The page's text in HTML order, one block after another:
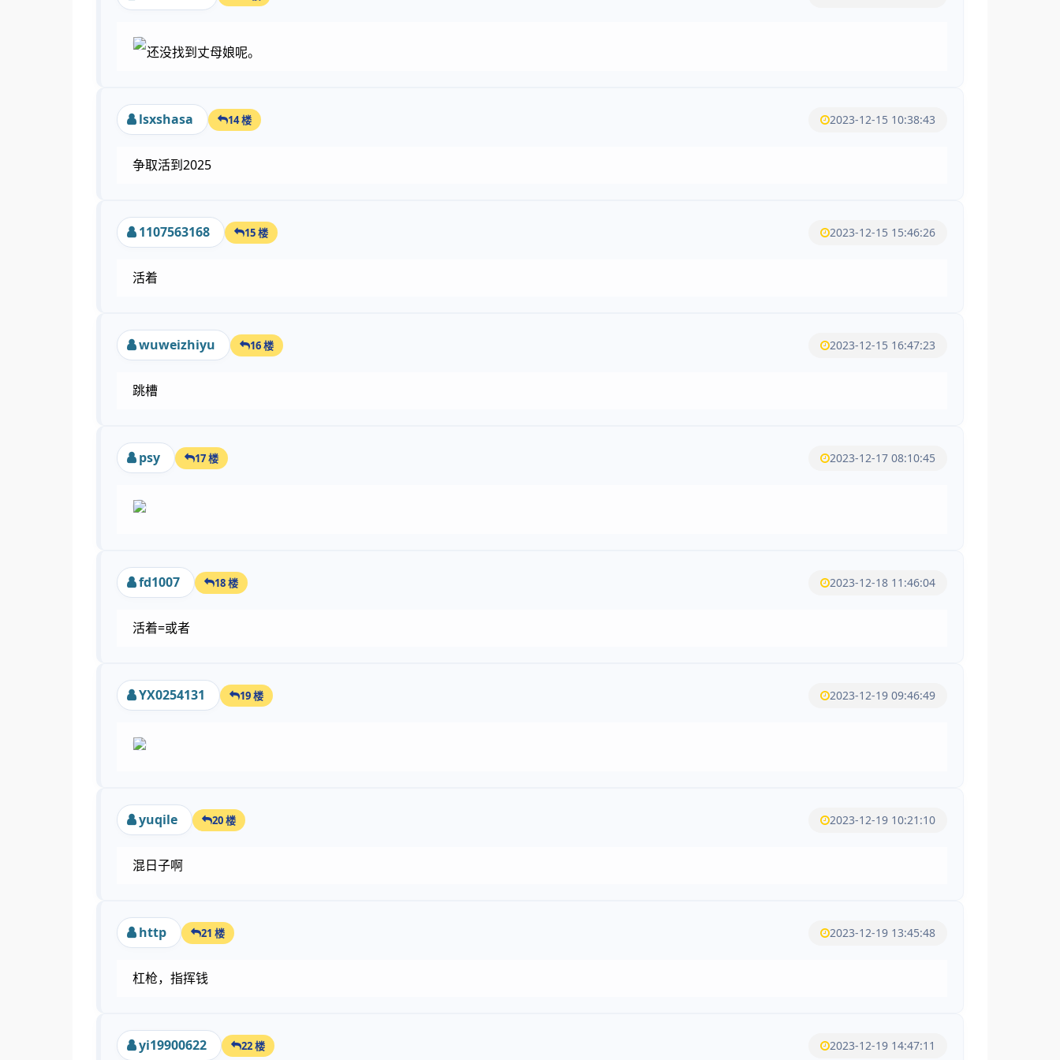
还没找到丈母娘呢。
lsxshasa 14 楼 2023-12-15 10:38:43
争取活到2025
1107563168 15 楼 2023-12-15 15:46:26
活着
wuweizhiyu 16 楼 2023-12-15 16:47:23
跳槽
psy 17 楼 2023-12-17 08:10:45
fd1007 18 楼 2023-12-18 11:46:04
活着=或者
YX0254131 19 楼 2023-12-19 09:46:49
yuqile 20 楼 2023-12-19 10:21:10
混日子啊
http 21 楼 2023-12-19 13:45:48
杠枪，指挥钱
yi19900622 22 楼 2023-12-19 14:47:11